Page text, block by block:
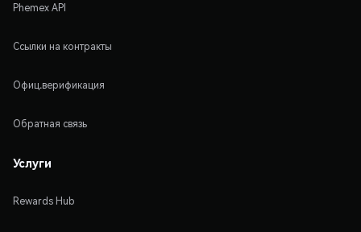
Phemex API
Ссылки на контракты
Офиц.верификация
Обратная связь
Услуги
Rewards Hub